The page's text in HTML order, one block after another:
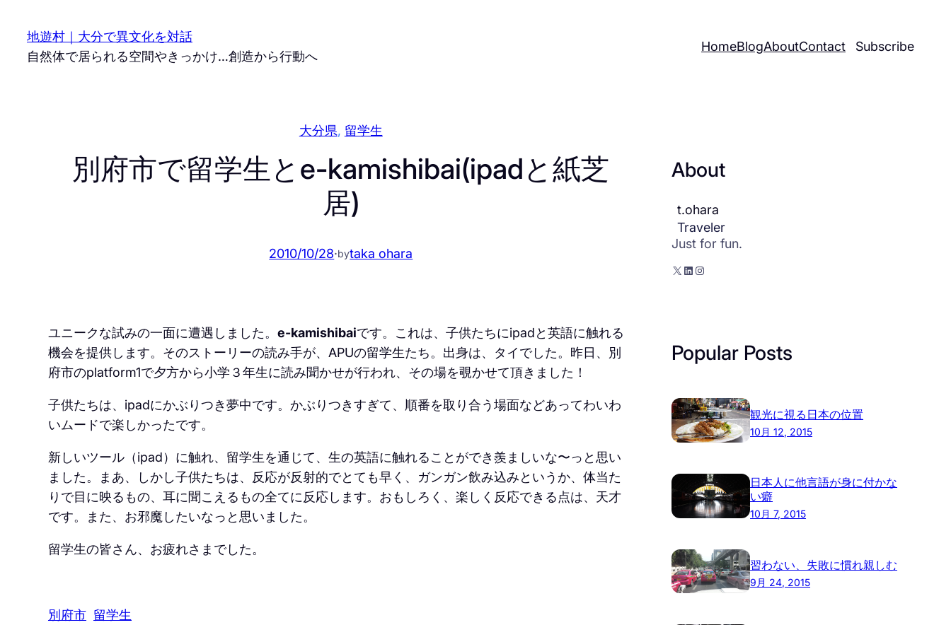
地遊村｜大分で異文化を対話
自然体で居られる空間やきっかけ…創造から行動へ
HomeBlogAboutContact Subscribe
大分県, 留学生
別府市で留学生とe-kamishibai(ipadと紙芝
居)
2010/10/28·bytaka ohara
ユニークな試みの一面に遭遇しました。 e-kamishibaiです。これは、子供たちにipadと英語に触れる
機会を提供します。そのストーリーの読み手が、APUの留学生たち。出身は、タイでした。昨日、別
府市のplatform1で夕方から小学３年生に読み聞かせが行われ、その場を覗かせて頂きました！
子供たちは、ipadにかぶりつき夢中です。かぶりつきすぎて、順番を取り合う場面などあってわいわ
いムードで楽しかったです。
新しいツール（ipad）に触れ、留学生を通じて、生の英語に触れることができ羨ましいな〜っと思い
ました。まあ、しかし子供たちは、反応が反射的でとても早く、ガンガン飲み込みというか、体当た
りで目に映るもの、耳に聞こえるもの全てに反応します。おもしろく、楽しく反応できる点は、天才
です。また、お邪魔したいなっと思いました。
留学生の皆さん、お疲れさまでした。
別府市 留学生
About
t.ohara
Traveler
Just for fun.
X LinkedIn Instagram
Popular Posts
観光に視る日本の位置
10月 12, 2015
日本人に他言語が身に付かな
い癖
10月 7, 2015
習わない、失敗に慣れ親しむ
9月 24, 2015